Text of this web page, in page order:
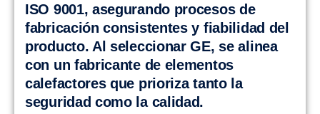
ISO 9001, asegurando procesos de
fabricación consistentes y fiabilidad del
producto. Al seleccionar GE, se alinea
con un fabricante de elementos
calefactores que prioriza tanto la
seguridad como la calidad.